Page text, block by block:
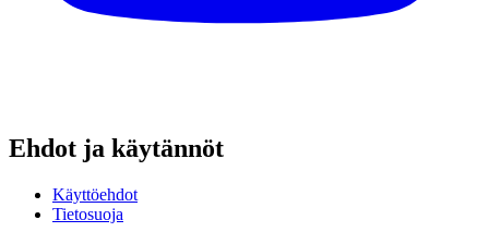
Ehdot ja käytännöt
Käyttöehdot
Tietosuoja